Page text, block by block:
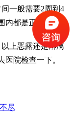
一般需要2周到4
内都是正常的。
上恶露还是淋漓
院检查一下。
尽